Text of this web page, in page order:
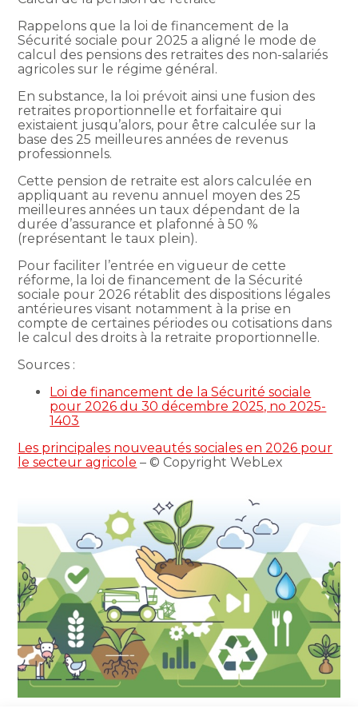
Rappelons que la loi de financement de la
Sécurité sociale pour 2025 a aligné le mode de
calcul des pensions des retraites des non-salariés
agricoles sur le régime général.
En substance, la loi prévoit ainsi une fusion des
retraites proportionnelle et forfaitaire qui
existaient jusqu’alors, pour être calculée sur la
base des 25 meilleures années de revenus
professionnels.
Cette pension de retraite est alors calculée en
appliquant au revenu annuel moyen des 25
meilleures années un taux dépendant de la
durée d’assurance et plafonné à 50 %
(représentant le taux plein).
Pour faciliter l’entrée en vigueur de cette
réforme, la loi de financement de la Sécurité
sociale pour 2026 rétablit des dispositions légales
antérieures visant notamment à la prise en
compte de certaines périodes ou cotisations dans
le calcul des droits à la retraite proportionnelle.
Sources :
Loi de financement de la Sécurité sociale
pour 2026 du 30 décembre 2025, no 2025-
1403
Les principales nouveautés sociales en 2026 pour
le secteur agricole – © Copyright WebLex